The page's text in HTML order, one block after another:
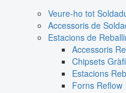
Veure-ho tot
Accessoris de
Estacions de
Accessoris
Chipsets
Estacions
Forns Reflow